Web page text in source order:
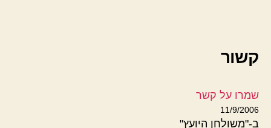
קשור
שמרו על קשר
11/9/2006
ב-"משולחן היועץ"